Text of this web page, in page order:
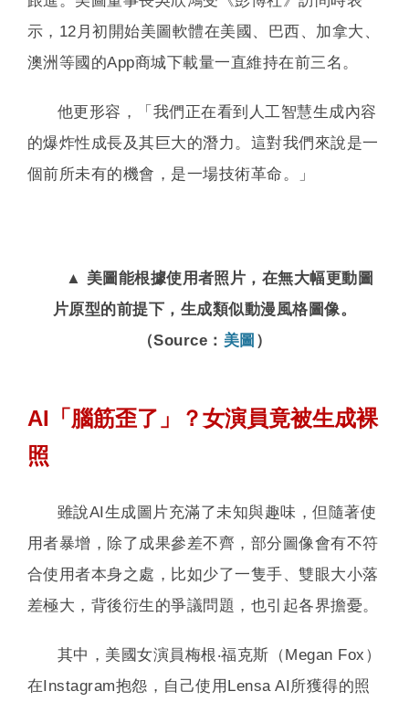
示，12月初開始美圖軟體在美國、巴西、加拿大、
澳洲等國的App商城下載量一直維持在前三名。
他更形容，「我們正在看到人工智慧生成內容
的爆炸性成長及其巨大的潛力。這對我們來說是一
個前所未有的機會，是一場技術革命。」
▲ 美圖能根據使用者照片，在無大幅更動圖
片原型的前提下，生成類似動漫風格圖像。
（Source： 美圖 ）
AI「腦筋歪了」？女演員竟被生成裸
照
雖說AI生成圖片充滿了未知與趣味，但隨著使
用者暴增，除了成果參差不齊，部分圖像會有不符
合使用者本身之處，比如少了一隻手、雙眼大小落
差極大，背後衍生的爭議問題，也引起各界擔憂。
其中，美國女演員梅根‧福克斯（Megan Fox）
在Instagram抱怨，自己使用Lensa AI所獲得的照